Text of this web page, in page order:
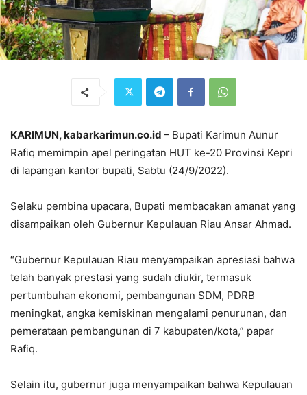
KARIMUN, kabarkarimun.co.id – Bupati Karimun Aunur
Rafiq memimpin apel peringatan HUT ke-20 Provinsi Kepri
di lapangan kantor bupati, Sabtu (24/9/2022).
Selaku pembina upacara, Bupati membacakan amanat yang
disampaikan oleh Gubernur Kepulauan Riau Ansar Ahmad.
“Gubernur Kepulauan Riau menyampaikan apresiasi bahwa
telah banyak prestasi yang sudah diukir, termasuk
pertumbuhan ekonomi, pembangunan SDM, PDRB
meningkat, angka kemiskinan mengalami penurunan, dan
pemerataan pembangunan di 7 kabupaten/kota,” papar
Rafiq.
Selain itu, gubernur juga menyampaikan bahwa Kepulauan